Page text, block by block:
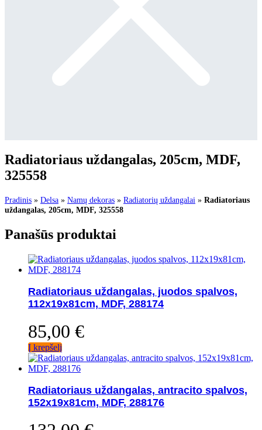
Radiatoriaus uždangalas, 205cm, MDF,
325558
Pradinis » Delsa » Namų dekoras » Radiatorių uždangalai » Radiatoriaus
uždangalas, 205cm, MDF, 325558
Panašūs produktai
Radiatoriaus uždangalas, juodos spalvos,
112x19x81cm, MDF, 288174
85,00 €
Į krepšelį
Radiatoriaus uždangalas, antracito spalvos,
152x19x81cm, MDF, 288176